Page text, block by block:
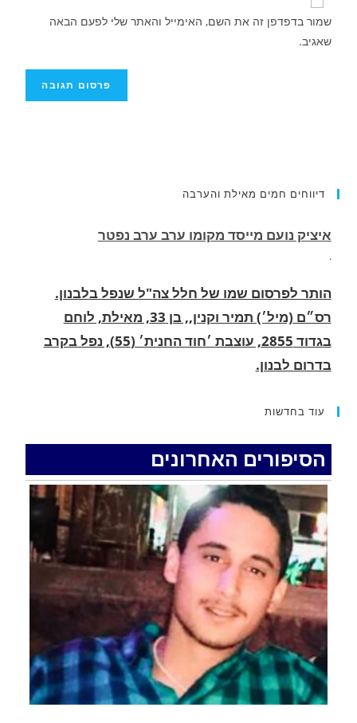
שמור בדפדפן זה את השם, האימייל והאתר שלי לפעם הבאה
שאגיב.
דיווחים חמים מאילת והערבה
הותר לפרסום שמו של חלל צה"ל שנפל בלבנון.
בגדוד 2855, עוצבת ׳חוד החנית׳ (55), נפל בקרב
בדרום לבנון.
.
החופשה המשפחתית שהפכה למסע גניבות: הוגשו
למסע גניבות באילת.
האדמה רועדת- סדרת רעידות אדמה בחצי האי סיני
רעידת אדמה הורגשה באילת
איציק נועם מייסד מקומו ערב ערב נפטר
עוד בחדשות
הסיפורים האחרונים